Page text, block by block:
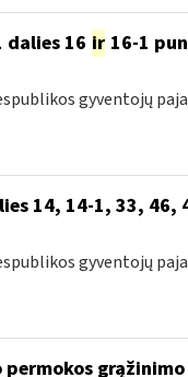
16 ir16-1
gyventojų
14, 14-1, 33, 46,
gyventojų
grąžinimo